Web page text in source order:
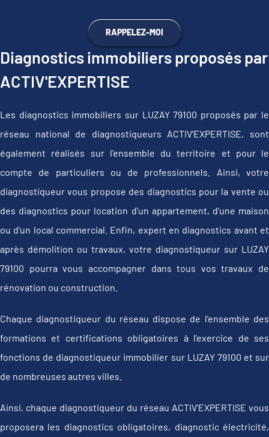
RAPPELEZ-MOI
Diagnostics immobiliers proposés par
ACTIV'EXPERTISE
Les diagnostics immobiliers sur LUZAY 79100 proposés par le
réseau national de diagnostiqueurs ACTIV'EXPERTISE, sont
également réalisés sur l'ensemble du territoire et pour le
compte de particuliers ou de professionnels. Ainsi, votre
diagnostiqueur vous propose des diagnostics pour la vente ou
des diagnostics pour location d'un appartement, d'une maison
ou d'un local commercial. Enfin, expert en diagnostics avant et
après démolition ou travaux, votre diagnostiqueur sur LUZAY
79100 pourra vous accompagner dans tous vos travaux de
rénovation ou construction.
Chaque diagnostiqueur du réseau dispose de l'ensemble des
formations et certifications obligatoires à l'exercice de ses
fonctions de diagnostiqueur immobilier sur LUZAY 79100 et sur
de nombreuses autres villes.
Ainsi, chaque diagnostiqueur du réseau ACTIV'EXPERTISE vous
proposera les diagnostics obligatoires, diagnostic électricité,